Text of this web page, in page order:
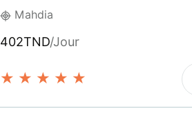
Mahdia
402TND/Jour
★ ★ ★ ★ ★